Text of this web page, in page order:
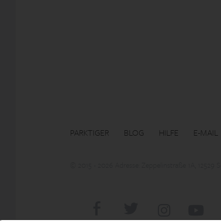
PARKTIGER BLOG HILFE E-MAIL